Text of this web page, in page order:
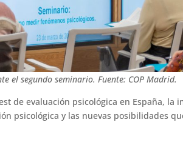
el segundo seminario. Fuente: COP Madrid.
de evaluación psicológica en España, la
psicológica y las nuevas posibilidades